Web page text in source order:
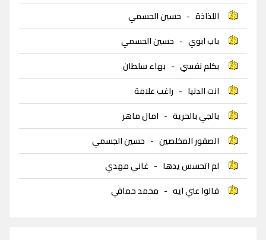
اللذاذة - حسين الجسمي
باب ابوي - حسين الجسمي
بكلم نفسي - بهاء سلطان
انت الدنيا - راغب علامة
بالجي بالحرية - امال ماهر
الصقور المخلصين - حسين الجسمي
لم اتحسس يدها - غاني مهدي
قالوا عني ايه - محمد حماقي